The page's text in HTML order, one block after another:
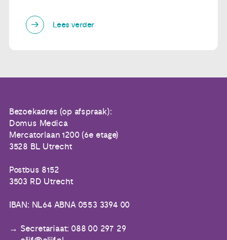
Lees verder
Bezoekadres (op afspraak):
Domus Medica
Mercatorlaan 1200 (6e etage)
3528 BL Utrecht
Postbus 8152
3503 RD Utrecht
IBAN: NL64 ABNA 0553 3394 00
Secretariaat: 088 00 297 29